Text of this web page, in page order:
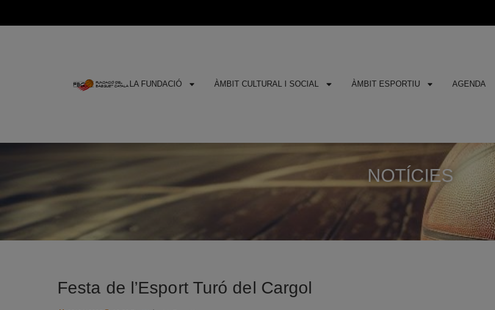
LA FUNDACIÓ ÀMBIT CULTURAL I SOCIAL ÀMBIT ESPORTIU AGENDA
NOTÍCIES
Festa de l’Esport Turó del Cargol